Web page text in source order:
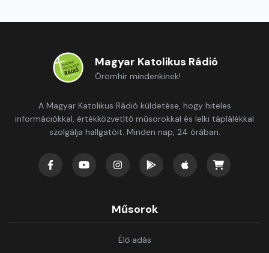
Magyar Katolikus Rádió
Örömhír mindenkinek!
A Magyar Katolikus Rádió küldetése, hogy hiteles
információkkal, értékközvetítő műsorokkal és lelki táplálékkal
szolgálja hallgatóit. Minden nap, 24 órában.
Műsorok
Élő adás